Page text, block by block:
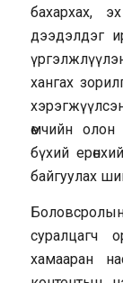
бахархах,
дээдэлдэг
хангах
өмчийн олон
бүхий
байгуулах
суралцагч
хамааран